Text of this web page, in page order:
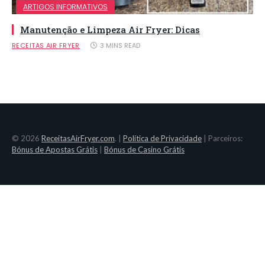
ARTIGOS INFORMATIVOS
Manutenção e Limpeza Air Fryer: Dicas
RECEITAS AIR FRYER 3 MINS READ
© 2026 ReceitasAirFryer.com. | Política de Privacidade | Parceiros:
Bónus de Apostas Grátis | Bónus de Casino Grátis